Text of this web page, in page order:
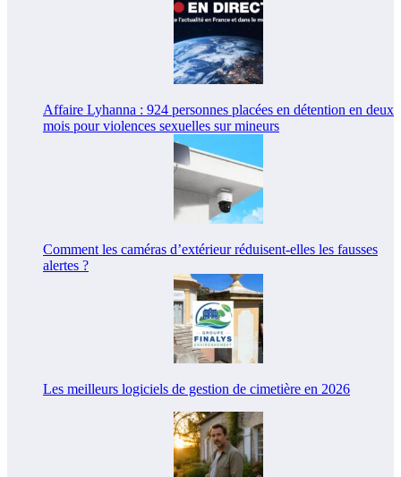
Affaire Lyhanna : 924 personnes placées en détention en deux
mois pour violences sexuelles sur mineurs
Comment les caméras d’extérieur réduisent-elles les fausses
alertes ?
Les meilleurs logiciels de gestion de cimetière en 2026